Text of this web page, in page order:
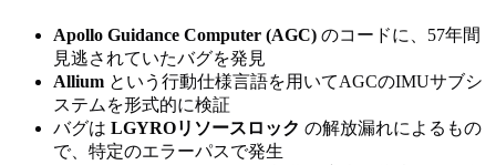
Apollo Guidance Computer (AGC) のコードに、57年間
見逃されていたバグを発見
Allium という行動仕様言語を用いてAGCのIMUサブシ
ステムを形式的に検証
バグは LGYROリソースロック の解放漏れによるもの
で、特定のエラーパスで発生